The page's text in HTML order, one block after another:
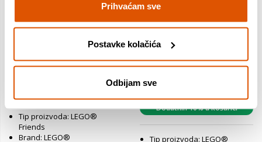
Prihvaćam sve
Postavke kolačića
Odbijam sve
LEGO® Friends Pustolovina
na brodu 42664
Tip proizvoda: LEGO®
Friends
Brand: LEGO®
LEGO® Friends Šumska
9,99 €
Dodatnih 10% u košarici
Tip proizvoda: LEGO®